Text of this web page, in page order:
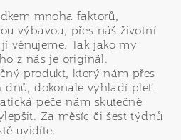
mnoha faktorů,
výbavou, přes náš životní
věnujeme. Tak jako my
z nás je originál.
produkt, který nám přes
dnů, dokonale vyhladí pleť.
péče nám skutečně
Za měsíc či šest týdnů
uvidíte.